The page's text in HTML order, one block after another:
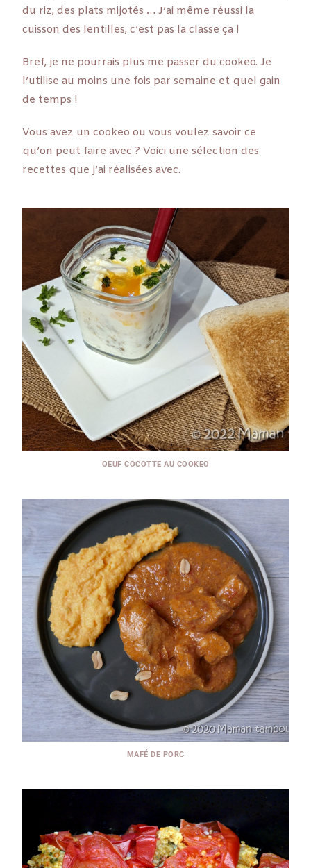
du riz, des plats mijotés … J’ai même réussi la
cuisson des lentilles, c’est pas la classe ça !
Bref, je ne pourrais plus me passer du cookeo. Je
l’utilise au moins une fois par semaine et quel gain
de temps !
Vous avez un cookeo ou vous voulez savoir ce
qu’on peut faire avec ? Voici une sélection des
recettes que j’ai réalisées avec.
OEUF COCOTTE AU COOKEO
MAFÉ DE PORC